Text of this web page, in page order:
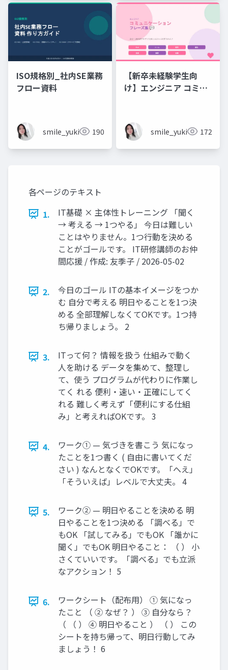
ISO規格別_社内SE業務
フロー資料
smile_yukiko_it190
【新卒未経験学生向
け】エンジニア コミュ
のコミュニケーション
フレーズ集smile_yukiko_it172
各ページのテキスト
1.
IT基礎 × 主体性トレーニング 「聞く
→ 考える → 1つやる」 今日は難しい
ことはやりません。1つ行動を決める
ことがゴールです。 IT研修講師のお仲
間応援 / 作成: 友季子 / 2026-05-02
2.
今日のゴール ITの基本イメージをつか
む 自分で考える 明日やることを1つ決
める 全部理解しなくてOKです。1つ持
ち帰りましょう。 2
3.
ITって何？ 情報を扱う 仕組みで動く
人を助ける データを集めて、整理し
て、使う プログラムが代わりに作業し
てく れる 便利・速い・正確にしてく
れる 難しく考えず「便利にする仕組
み」と考えればOKです。 3
4.
ワーク① — 気づきを書こう 気になっ
たことを1つ書く ( 自由に書いてくだ
さい ) なんとなくでOKです。「へえ」
「そういえば」レベルで大丈夫。 4
5.
ワーク② — 明日やることを決める 明
日やることを1つ決める 「調べる」で
もOK 「試してみる」でもOK 「誰かに
聞く」でもOK 明日やること： （ ） 小
さくていいです。「調べる」でも立派
なアクション！ 5
6.
ワークシート（配布用） ① 気になっ
たこと （ ② なぜ？ ） ③ 自分なら？
（ （ ） ④ 明日やること ） （ ） この
シートを持ち帰って、明日行動してみ
ましょう！ 6